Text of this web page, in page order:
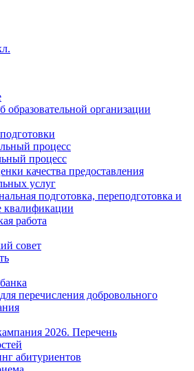
образовательной организации
процесс
процесс
качества предоставления
услуг
подготовка, переподготовка и
работа
совет
перечисления добровольного
2026. Перечень
абитуриентов